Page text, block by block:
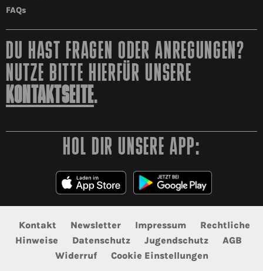
FAQs
DU HAST FRAGEN ODER ANREGUNGEN?
NUTZE BITTE HIERFÜR UNSERE
KONTAKTSEITE.
HOL DIR UNSERE APP:
Kontakt Newsletter Impressum
Rechtliche
Hinweise
Datenschutz Jugendschutz
AGB
Widerruf
Cookie Einstellungen